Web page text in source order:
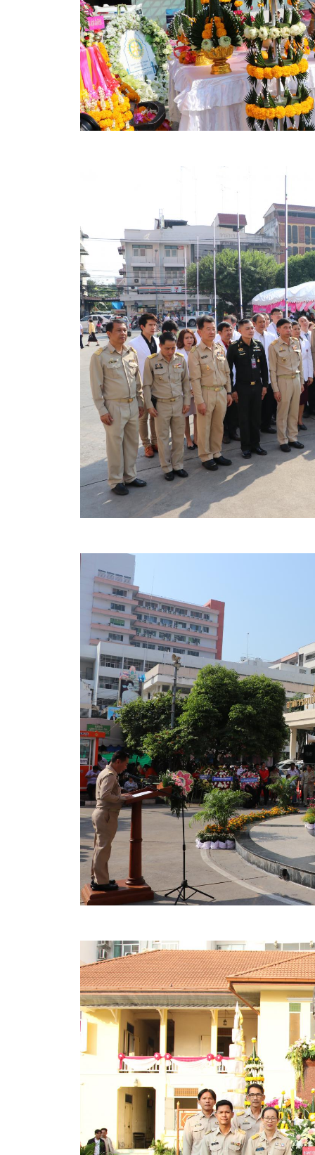
มาตรฐานกำหนดตำแหน่ง
VDO Present
ประกาศแผนการจัดซื้อจัดจ้าง
ประกาศแผนการจัดหาพัสดุ
รายงานผลการจัดซื้อจัดจ้างประจำปีงบประมาณ
สรุปผลการดำเนินงานจัดซื้อจัดจ้างในรอบเดือน (สข
ประกาศผู้ชนะการเสนอราคา
ประกาศราคากลาง
ประกาศเชิญชวนประกวดราคา (e-bidding)
ยกเลิกประกาศเชิญชวน
ยกเลิกประกาศผู้ชนะ
เปลี่ยนแปลงประกาศผู้ชนะ
เปลี่ยนแปลงประกาศเชิญชวน
ประกาศขายทอดตลาดทรัพย์สินประจำปี
ประกาศกำหนดอายุการใช้งานของสินทรัพย์ขององ
คู่มือการปฏิบัติงานฝ่ายทะเบียนพัสดุและทรัพย์สิน
การประเมินความพึงพอใจของการดำเนินงาน อบจ.
ขั้นตอนและวิธีการชำระภาษีฯ
แบบฟอร์มการชำระภาษีฯ
การบริการแบบเบ็ดเสร็จ (One Stop Service)
หนังสือสั่งการ
สรุปผลการปฏิบัติงานประจำเดือน GPS
ระเบียบพัสดุฯ การจัดซื้อจัดจ้าง
ITA : การประเมินคุณธรรมและความโปร่งใสในการ
การจัดการความรู้ (KM)
ข้อระเบียบและกฎหมาย
มาตรฐานการปฏิบัติงาน
แผนพัฒนาท้องถิ่น ของอบจ.สุพรรณบุรี